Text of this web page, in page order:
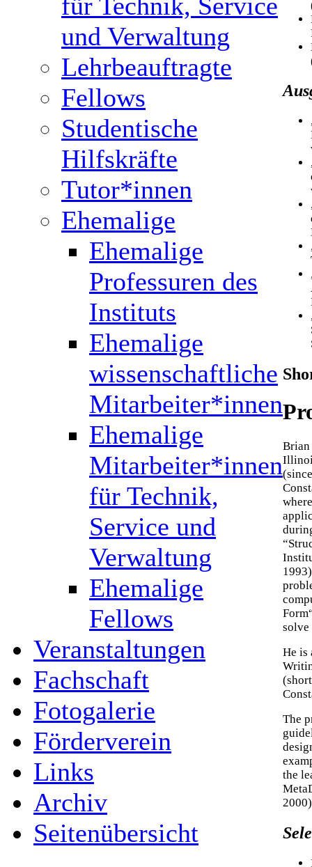
und Verwaltung
Lehrbeauftragte
Fellows
Studentische
Hilfskräfte
Tutor*innen
Ehemalige
Ehemalige
Professuren des
Instituts
Ehemalige
wissenschaftliche
Mitarbeiter*innen
Ehemalige
Mitarbeiter*innen
für Technik,
Service und
Verwaltung
Ehemalige
Fellows
Veranstaltungen
Fachschaft
Fotogalerie
Förderverein
Links
Archiv
Seitenübersicht
Brian
solve
He is
The
the